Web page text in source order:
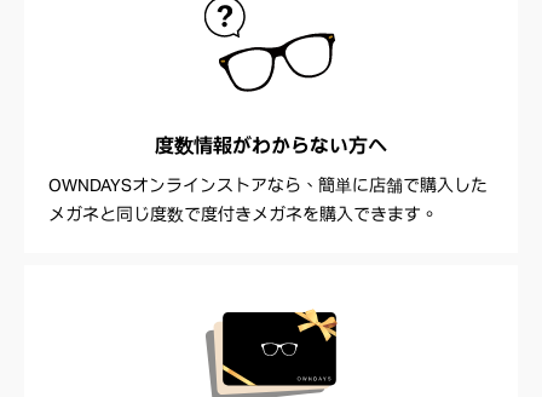
度数情報がわからない方へ
OWNDAYSオンラインストアなら、簡単に店舗で購入した
メガネと同じ度数で度付きメガネを購入できます。